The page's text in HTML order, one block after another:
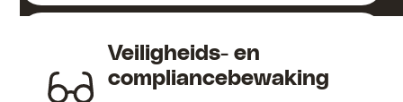
Veiligheids- en
compliancebewaking